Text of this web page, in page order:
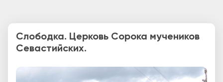
Слободка. Церковь Сорока мучеников
Севастийских.